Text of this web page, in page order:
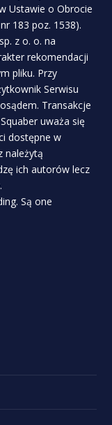
Ustawie o Obrocie
183 poz. 1538).
z o. o. na
rekomendacji
pliku. Przy
Serwisu
Transakcje
uważa się
dostępne w
należytą
ich autorów lecz
Są one